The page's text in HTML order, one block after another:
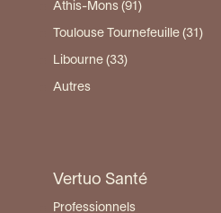
Athis-Mons (91)
Toulouse Tournefeuille (31)
Libourne (33)
Autres
Vertuo Santé
Professionnels